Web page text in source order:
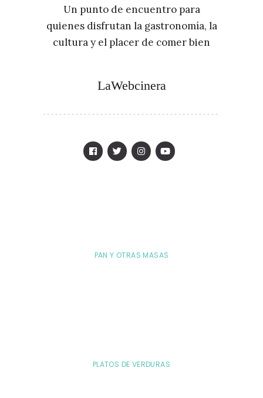
Un punto de encuentro para
quienes disfrutan la gastronomía, la
cultura y el placer de comer bien
LaWebcinera
PAN Y OTRAS MASAS
PLATOS DE VERDURAS